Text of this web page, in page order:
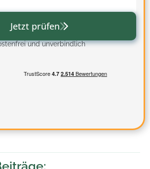
Jetzt prüfen
und unverbindlich